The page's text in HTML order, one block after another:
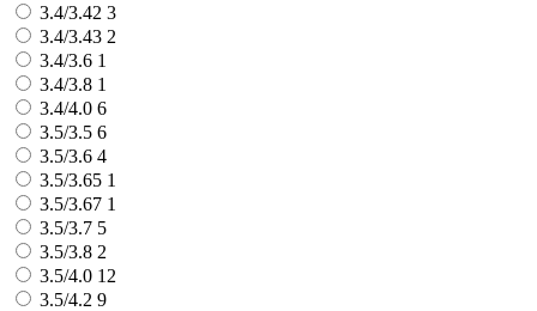
3.4/3.42 3
3.4/3.43 2
3.4/3.6 1
3.4/3.8 1
3.4/4.0 6
3.5/3.5 6
3.5/3.6 4
3.5/3.65 1
3.5/3.67 1
3.5/3.7 5
3.5/3.8 2
3.5/4.0 12
3.5/4.2 9